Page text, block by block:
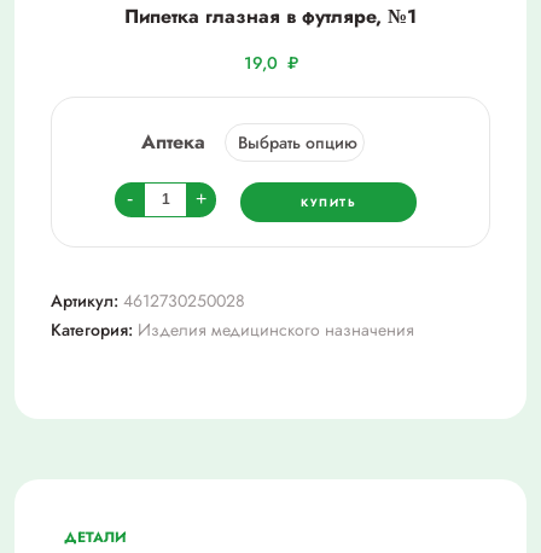
Пипетка глазная в футляре, №1
19,0 ₽
Аптека
-
Количество
товара
Пипетка
в
футляре,
+ КУПИТЬ
Артикул: 4612730250028
Категория: Изделия медицинского назначения
ДЕТАЛИ